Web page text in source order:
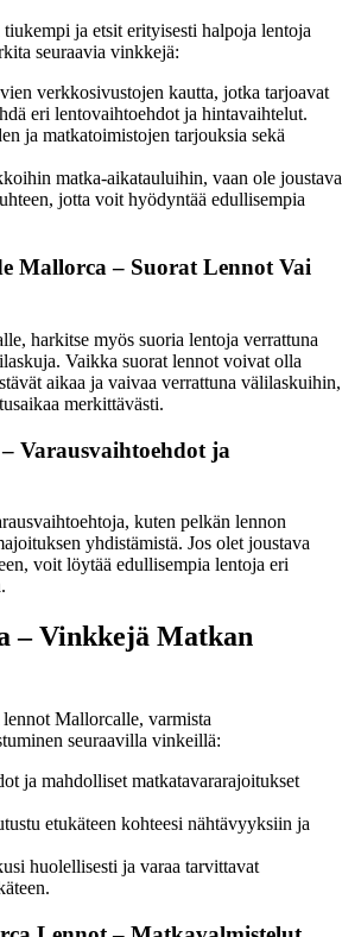
ja etsit erityisesti halpoja lentoja
seuraavia vinkkejä:
verkkosivustojen kautta, jotka tarjoavat
eri lentovaihtoehdot ja hintavaihtelut.
ja matkatoimistojen tarjouksia sekä
matka-aikatauluihin, vaan ole joustava
jotta voit hyödyntää edullisempia
Mallorca – Suorat Lennot Vai
harkitse myös suoria lentoja verrattuna
Vaikka suorat lennot voivat olla
aikaa ja vaivaa verrattuna välilaskuihin,
merkittävästi.
Varausvaihtoehdot ja
kuten pelkän lennon
yhdistämistä. Jos olet joustava
voit löytää edullisempia lentoja eri
– Vinkkejä Matkan
Mallorcalle, varmista
seuraavilla vinkeillä:
ja mahdolliset matkatavararajoitukset
etukäteen kohteesi nähtävyyksiin ja
huolellisesti ja varaa tarvittavat